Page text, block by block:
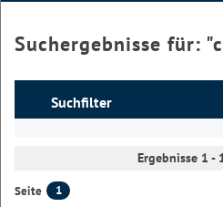
Suchergebnisse für: "
Suchfilter
Ergebnisse 1 -
Seite
1